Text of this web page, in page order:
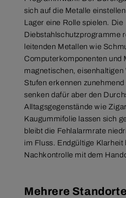
sich auf die Metalle
Lager eine Rolle spielen. Die
Diebstahlschutzprogramme
leitenden Metallen wie
Computerkomponenten und
magnetischen,
Stufen erkennen
senken dafür aber den
Alltagsgegenstände wie
Kaugummifolie lassen sich
bleibt die Fehlalarmrate
im Fluss. Endgültige
Nachkontrolle mit dem
Mehrere